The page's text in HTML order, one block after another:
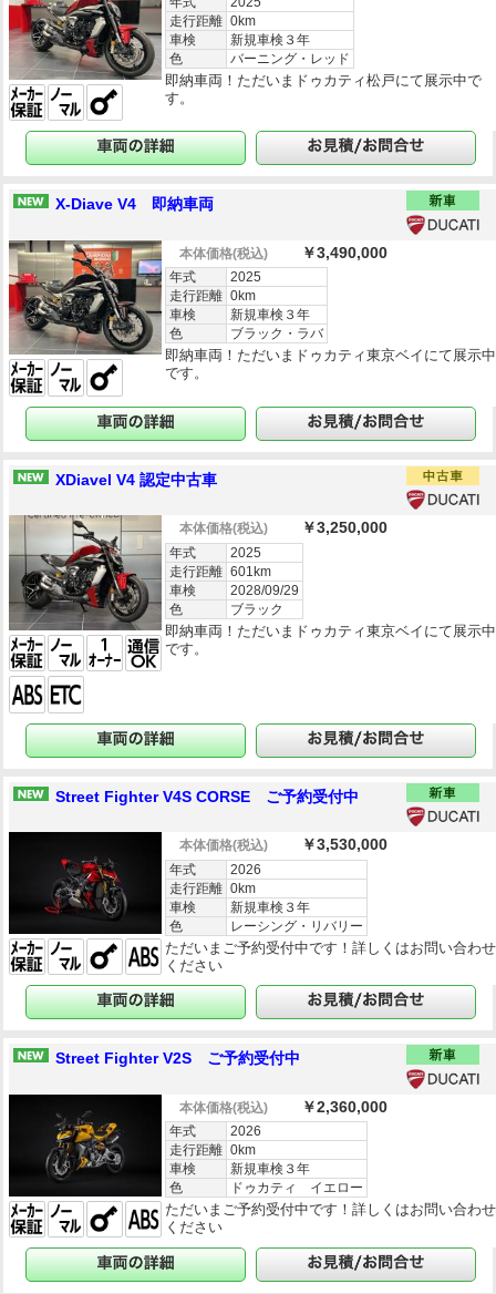
走行距離 0km
車検
新規車検３年
色
バーニング・レッド
即納車両！ただいまドゥカティ松戸にて展示中で
す。
X-Diave V4 即納車両
本体価格(税込) ￥3,490,000
年式
2025
走行距離 0km
車検
新規車検３年
色
ブラック・ラバ
即納車両！ただいまドゥカティ東京ベイにて展示中
です。
XDiavel V4 認定中古車
本体価格(税込) ￥3,250,000
年式
2025
走行距離 601km
車検
2028/09/29
色
ブラック
即納車両！ただいまドゥカティ東京ベイにて展示中
です。
Street Fighter V4S CORSE ご予約受付中
本体価格(税込) ￥3,530,000
年式
2026
走行距離 0km
車検
新規車検３年
色
レーシング・リバリー
ただいまご予約受付中です！詳しくはお問い合わせ
ください
Street Fighter V2S ご予約受付中
本体価格(税込) ￥2,360,000
年式
2026
走行距離 0km
車検
新規車検３年
色
ドゥカティ イエロー
ただいまご予約受付中です！詳しくはお問い合わせ
ください